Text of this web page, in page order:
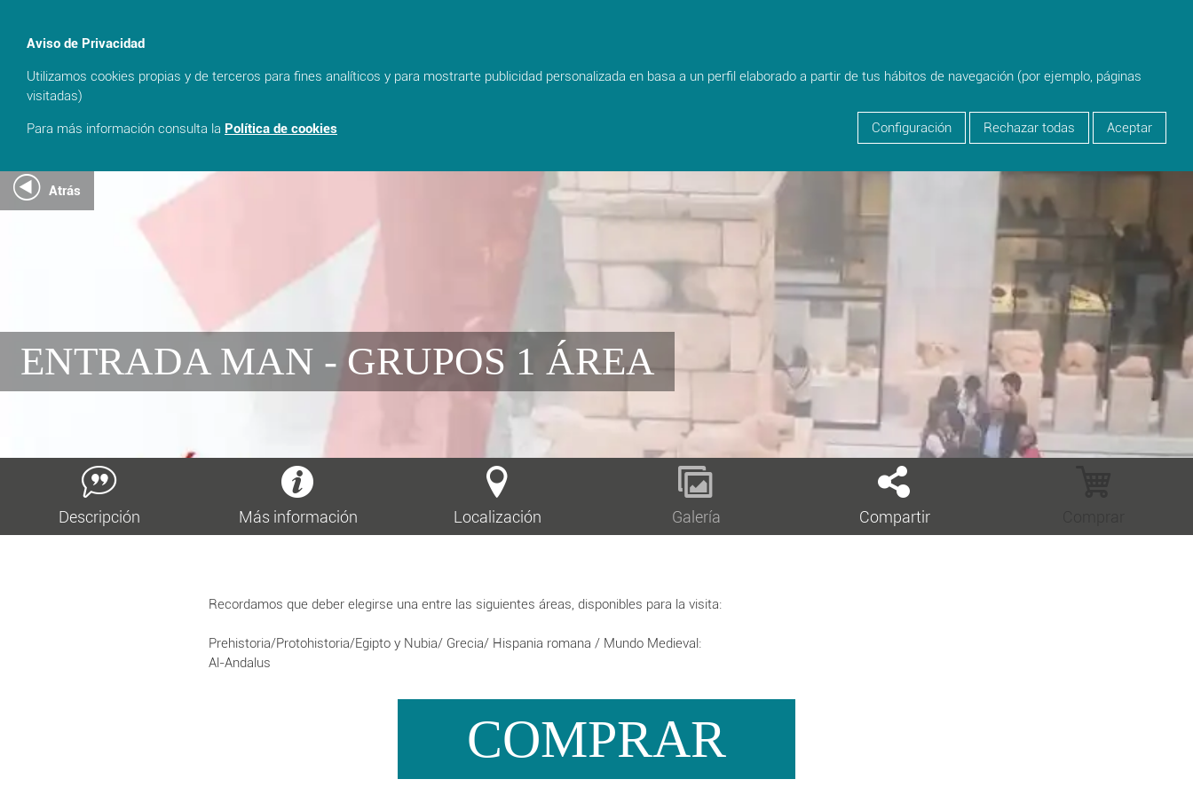
Aviso de Privacidad
Utilizamos cookies propias y de terceros para fines analíticos y para mostrarte publicidad personalizada en basa a un perfil elaborado a partir de tus hábitos de navegación (por ejemplo, páginas
visitadas)
Para más información consulta la Política de cookies Configuración Rechazar todas Aceptar
event_busyCancelar reserva shopping_cart
ENTRADA MAN - GRUPOS 1 ÁREA
Atrás
Descripción Más información Localización Galería Compartir
Recordamos que deber elegirse una entre las siguientes áreas, disponibles para la visita:
Prehistoria/Protohistoria/Egipto y Nubia/ Grecia/ Hispania romana / Mundo Medieval:
Al-Andalus
COMPRAR